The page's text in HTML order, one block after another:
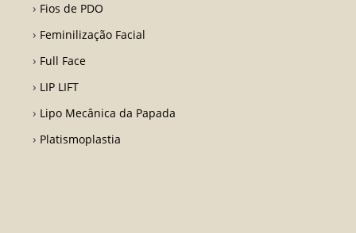
Fios de PDO
Feminilização Facial
Full Face
LIP LIFT
Lipo Mecânica da Papada
Platismoplastia